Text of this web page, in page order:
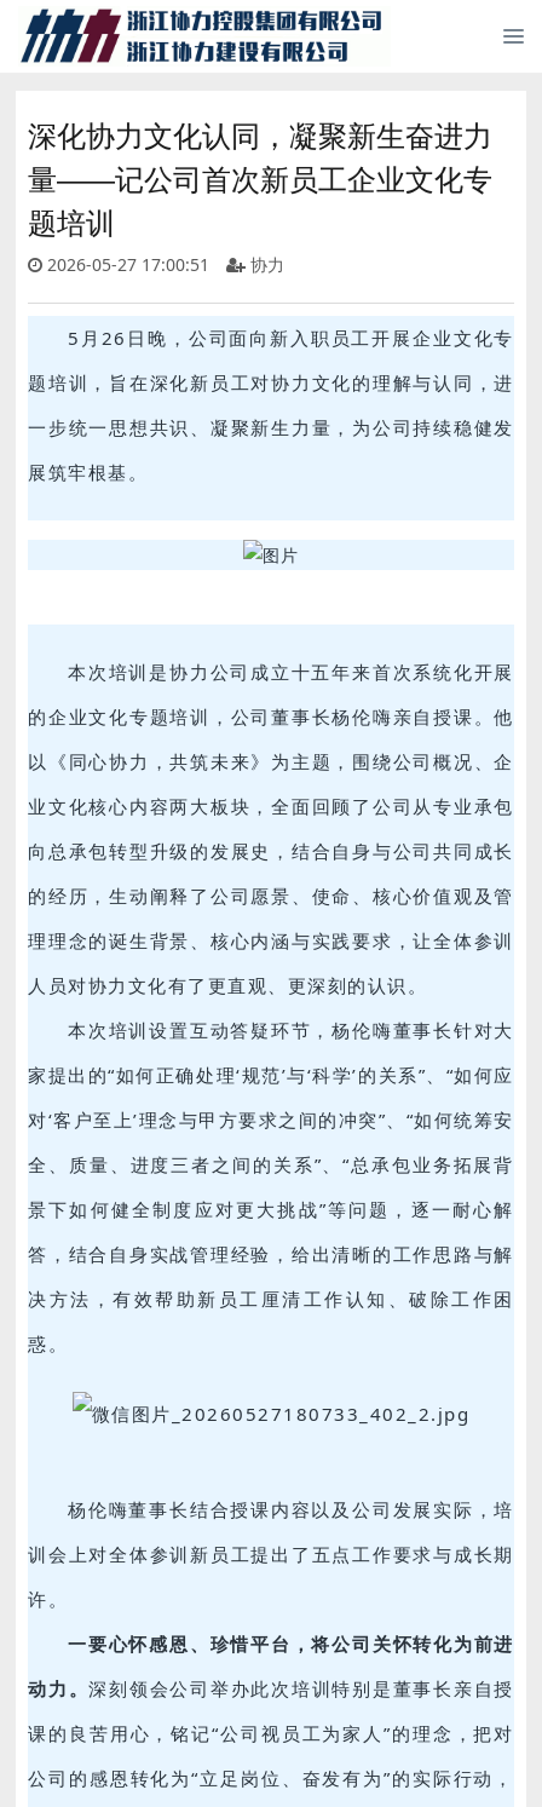
深化协力文化认同，凝聚新生奋进力
量——记公司首次新员工企业文化专
题培训
2026-05-27 17:00:51 协力
5月26日晚，公司面向新入职员工开展企业文化专
题培训，旨在深化新员工对协力文化的理解与认同，进
一步统一思想共识、凝聚新生力量，为公司持续稳健发
展筑牢根基。
本次培训是协力公司成立十五年来首次系统化开展
的企业文化专题培训，公司董事长杨伦嗨亲自授课。他
以《同心协力，共筑未来》为主题，围绕公司概况、企
业文化核心内容两大板块，全面回顾了公司从专业承包
向总承包转型升级的发展史，结合自身与公司共同成长
的经历，生动阐释了公司愿景、使命、核心价值观及管
理理念的诞生背景、核心内涵与实践要求，让全体参训
人员对协力文化有了更直观、更深刻的认识。
本次培训设置互动答疑环节，杨伦嗨董事长针对大
家提出的“如何正确处理‘规范’与‘科学’的关系”、“如何应
对‘客户至上’理念与甲方要求之间的冲突”、“如何统筹安
全、质量、进度三者之间的关系”、“总承包业务拓展背
景下如何健全制度应对更大挑战”等问题，逐一耐心解
答，结合自身实战管理经验，给出清晰的工作思路与解
决方法，有效帮助新员工厘清工作认知、破除工作困
惑。
杨伦嗨董事长结合授课内容以及公司发展实际，培
训会上对全体参训新员工提出了五点工作要求与成长期
许。
一要心怀感恩、珍惜平台，将公司关怀转化为前进
动力。深刻领会公司举办此次培训特别是董事长亲自授
课的良苦用心，铭记“公司视员工为家人”的理念，把对
公司的感恩转化为“立足岗位、奋发有为”的实际行动，